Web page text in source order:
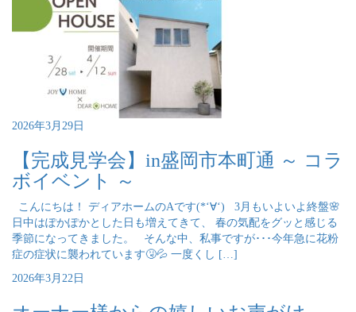
2026年3月29日
【完成見学会】in盛岡市本町通 ～ コラ
ボイベント ～
こんにちは！ ディアホームのAです(*‘∀‘) 3月もいよいよ終盤🌸
日中はぽかぽかとした日も増えてきて、 春の気配をグッと感じる
季節になってきました。 そんな中、私事ですが･･･今年急に花粉
症の症状に襲われています🤧💦 一度くし […]
2026年3月22日